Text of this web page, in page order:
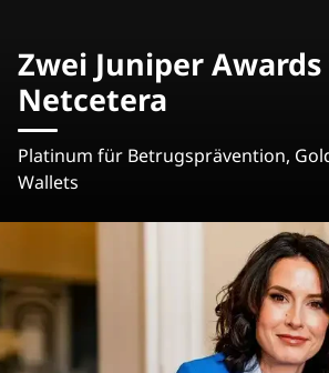
Zwei Juniper Awards
Netcetera
Platinum für Betrugsprävention,
Wallets